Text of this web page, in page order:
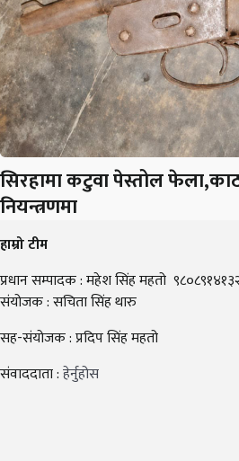
सिरहामा कटुवा पेस्तोल
नियन्त्रणमा
हाम्रो टीम
प्रधान सम्पादक : महेश सिंह महतो
संयोजक : सचिता सिंह थारु
सह-संयोजक : प्रदिप सिंह महतो
संवाददाता :हेर्नुहोस